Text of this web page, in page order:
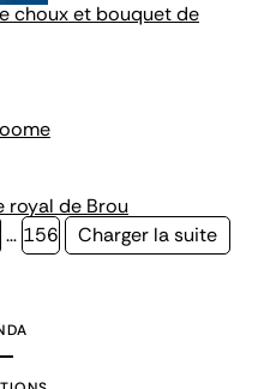
choux et bouquet de
royal de Brou
… Page
156
Page
Charger la suite